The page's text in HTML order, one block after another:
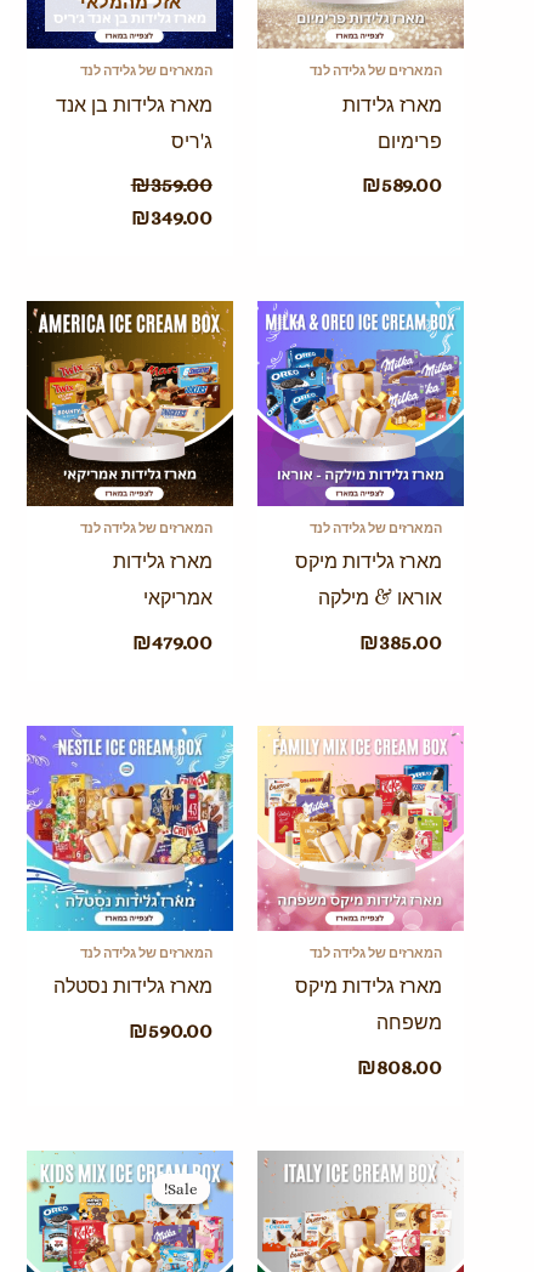
המארזים של גלידה לנד
מארז גלידות
פרימיום
₪589.00
המארזים של גלידה לנד
מארז גלידות בן אנד
ג'ריס
₪359.00
₪349.00
המארזים של גלידה לנד
מארז גלידות מיקס
אוראו & מילקה
₪385.00
המארזים של גלידה לנד
מארז גלידות
אמריקאי
₪479.00
המארזים של גלידה לנד
מארז גלידות מיקס
משפחה
₪808.00
המארזים של גלידה לנד
מארז גלידות נסטלה
₪590.00
Sale!
Sale!
המחיר
המקורי
היה:
₪469.00.
המחיר
הנוכחי
הוא:
₪459.00.